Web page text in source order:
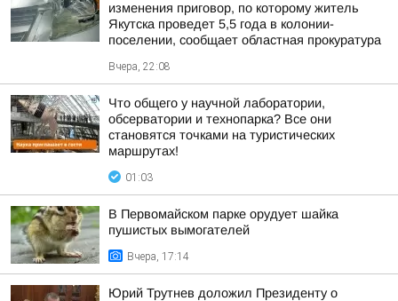
изменения приговор, по которому житель
Якутска проведет 5,5 года в колонии-
поселении, сообщает областная прокуратура
Вчера, 22:08
Что общего у научной лаборатории,
обсерватории и технопарка? Все они
становятся точками на туристических
маршрутах!
01:03
В Первомайском парке орудует шайка
пушистых вымогателей
Вчера, 17:14
Юрий Трутнев доложил Президенту о